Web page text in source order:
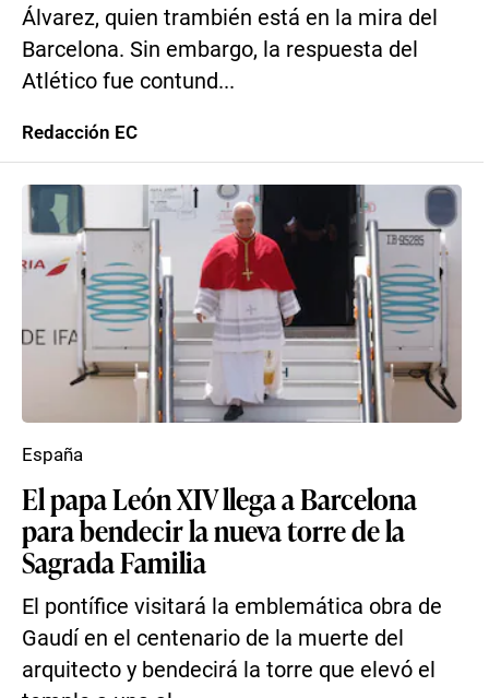
Álvarez, quien trambién está en la mira del
Barcelona. Sin embargo, la respuesta del
Atlético fue contund...
Redacción EC
El papa León XIV llega a Barcelona
para bendecir la nueva torre de la
Sagrada Familia
El pontífice visitará la emblemática obra de
Gaudí en el centenario de la muerte del
arquitecto y bendecirá la torre que elevó el
España